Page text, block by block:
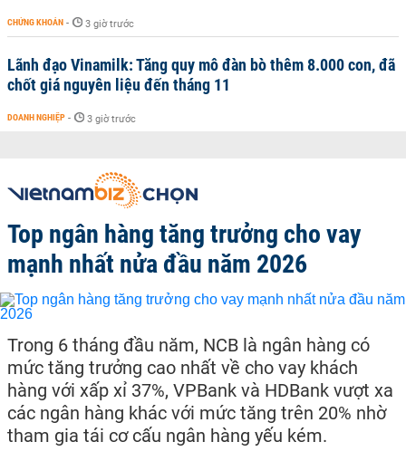
CHỨNG KHOÁN - 3 giờ trước
Lãnh đạo Vinamilk: Tăng quy mô đàn bò thêm 8.000 con, đã
chốt giá nguyên liệu đến tháng 11
DOANH NGHIỆP - 3 giờ trước
Top ngân hàng tăng trưởng cho vay
mạnh nhất nửa đầu năm 2026
Trong 6 tháng đầu năm, NCB là ngân hàng có
mức tăng trưởng cao nhất về cho vay khách
hàng với xấp xỉ 37%, VPBank và HDBank vượt xa
các ngân hàng khác với mức tăng trên 20% nhờ
tham gia tái cơ cấu ngân hàng yếu kém.